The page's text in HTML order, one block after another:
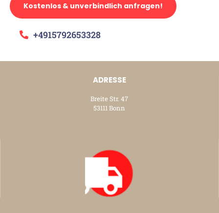
Kostenlos & unverbindlich anfragen!
+4915792653328
ADRESSE
Breite Str. 47
53111 Bonn